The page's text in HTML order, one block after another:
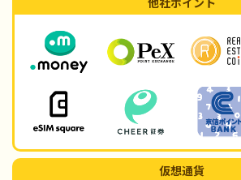
仮想通貨